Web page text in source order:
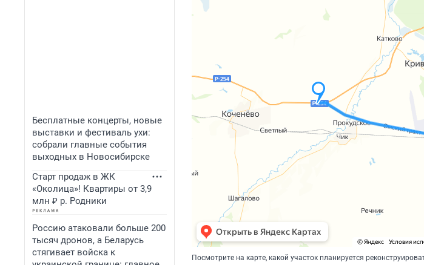
Бесплатные концерты, новые
выставки и фестиваль ухи:
собрали главные события
выходных в Новосибирске
Старт продаж в ЖК
«Околица»! Квартиры от 3,9
млн ₽ р. Родники
Россию атаковали больше 200
тысяч дронов, а Беларусь
стягивает войска к
Посмотрите на карте, какой участок планируется